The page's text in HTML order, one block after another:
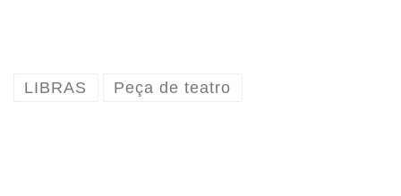
LIBRAS Peça de teatro